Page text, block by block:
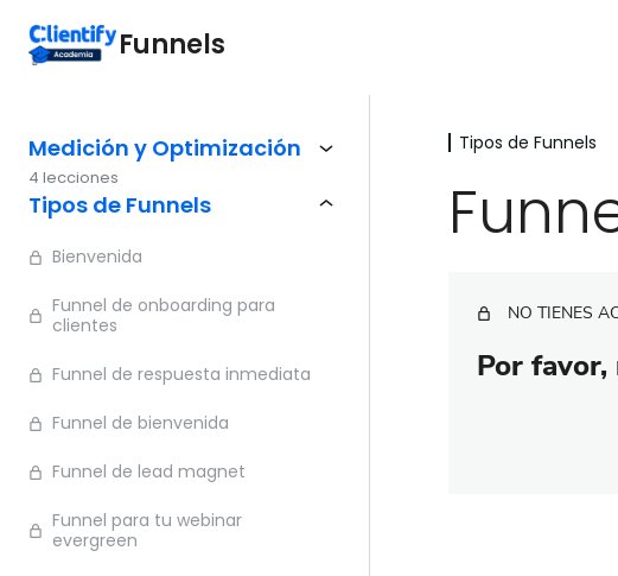
Funnels
Medición y Optimización
4 lecciones
Tipos de Funnels
Bienvenida
Funnel de onboarding para
clientes
Funnel de respuesta inmediata
Funnel de bienvenida
Funnel de lead magnet
Funnel para tu webinar
evergreen
Tipos de Funnels
NO TIENES
Por